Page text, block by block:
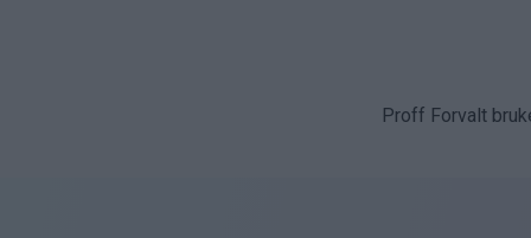
Proff Forvalt